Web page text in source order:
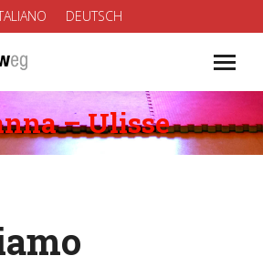
DEUTSCH
– Ulisse
are here: